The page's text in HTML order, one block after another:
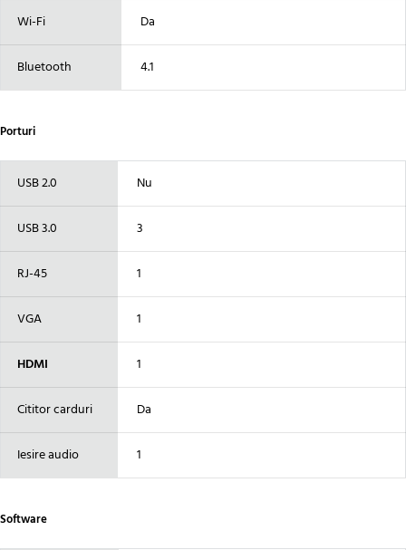
Wi-Fi Da
Bluetooth 4.1
Porturi
USB 2.0 Nu
USB 3.0 3
RJ-45 1
VGA 1
HDMI 1
Cititor carduri Da
Iesire audio 1
Software